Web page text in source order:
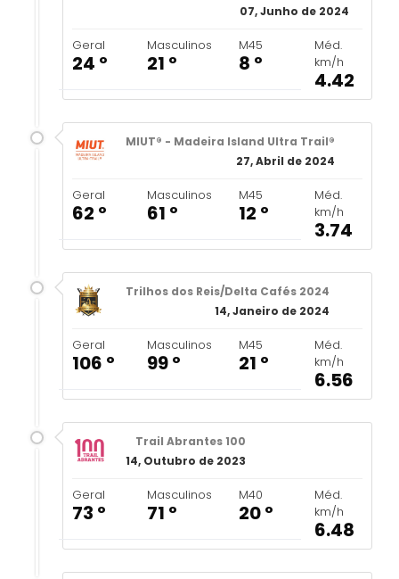
07, Junho de 2024
Geral
24 º
Masculinos
21 º
M45
8 º
Méd.
km/h
4.42
MIUT® - Madeira Island Ultra Trail®
27, Abril de 2024
Geral
62 º
Masculinos
61 º
M45
12 º
Méd.
km/h
3.74
Trilhos dos Reis/Delta Cafés 2024
14, Janeiro de 2024
Geral
106 º
Masculinos
99 º
M45
21 º
Méd.
km/h
6.56
Trail Abrantes 100
14, Outubro de 2023
Geral
73 º
Masculinos
71 º
M40
20 º
Méd.
km/h
6.48